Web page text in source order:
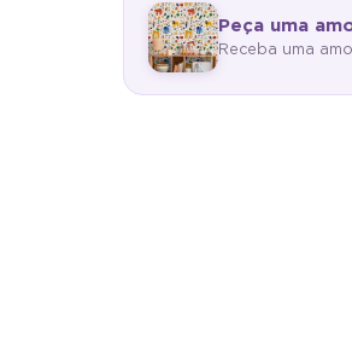
Peça uma
Receba uma